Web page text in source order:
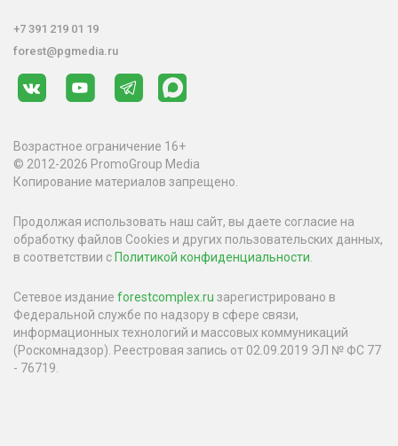
+7 391 219 01 19
forest@pgmedia.ru
Возрастное ограничение 16+
© 2012-2026 PromoGroup Media
Копирование материалов запрещено.
Продолжая использовать наш сайт, вы даете согласие на
обработку файлов Cookies и других пользовательских данных,
в соответствии с Политикой конфиденциальности
Сетевое издание forestcomplex.ru зарегистрировано в
Федеральной службе по надзору в сфере связи,
информационных технологий и массовых коммуникаций
(Роскомнадзор). Реестровая запись от 02.09.2019 ЭЛ № ФС 77
- 76719.